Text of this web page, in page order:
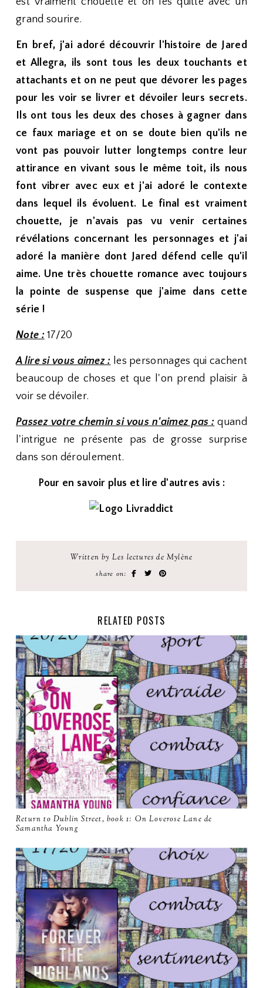
grand sourire.
En bref, j'ai adoré découvrir l'histoire de Jared
et Allegra, ils sont tous les deux touchants et
attachants et on ne peut que dévorer les pages
pour les voir se livrer et dévoiler leurs secrets.
Ils ont tous les deux des choses à gagner dans
ce faux mariage et on se doute bien qu'ils ne
vont pas pouvoir lutter longtemps contre leur
attirance en vivant sous le même toit, ils nous
font vibrer avec eux et j'ai adoré le contexte
dans lequel ils évoluent. Le final est vraiment
chouette, je n'avais pas vu venir certaines
révélations concernant les personnages et j'ai
adoré la manière dont Jared défend celle qu'il
aime. Une très chouette romance avec toujours
la pointe de suspense que j'aime dans cette
série !
Note :17/20
A lire si vous aimez : les personnages qui cachent
beaucoup de choses et que l'on prend plaisir à
voir se dévoiler.
Passez votre chemin si vous n'aimez pas : quand
l'intrigue ne présente pas de grosse surprise
dans son déroulement.
Pour en savoir plus et lire d'autres avis :
Written by Les lectures de Mylène
share on:
RELATED POSTS
Return to Dublin Street, book 1: On Loverose Lane de
Samantha Young